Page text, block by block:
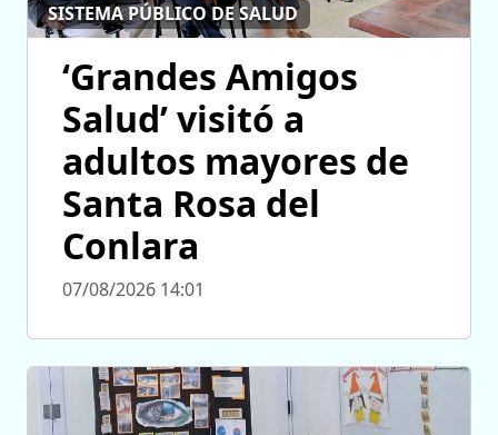
SISTEMA PÚBLICO DE SALUD
‘Grandes Amigos
Salud’ visitó a
adultos mayores de
Santa Rosa del
Conlara
07/08/2026 14:01